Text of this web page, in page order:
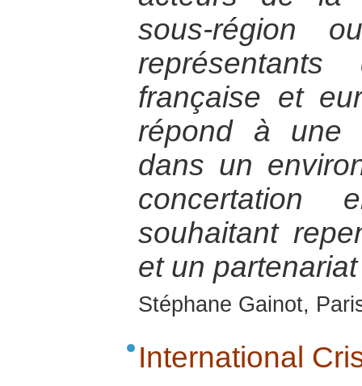
sous-région
française et
répond à une
dans un
concertation
souhaitant
et un
Stéphane Gainot,
International